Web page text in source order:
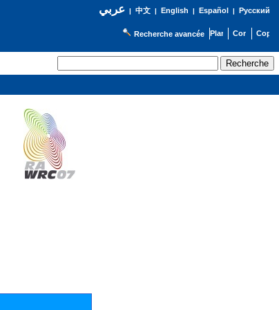
عربي| 中文| English | Español | Русский
Recherche avancée